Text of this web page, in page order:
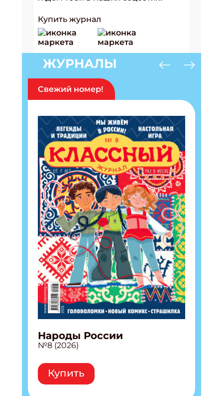
Купить журнал
ЖУРНАЛЫ
Свежий номер!
Народы России
№8 (2026)
Купить